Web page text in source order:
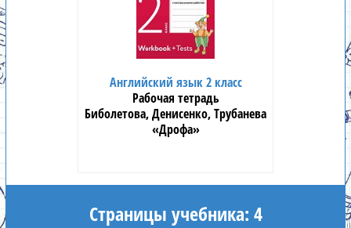
Английский язык 2 класс
Рабочая тетрадь
Биболетова, Денисенко, Трубанева
«Дрофа»
Страницы учебника: 4